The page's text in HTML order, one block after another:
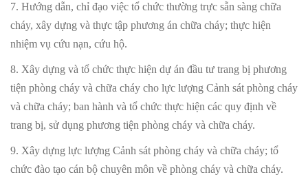
7. Hướng dẫn, chỉ đạo việc tổ chức thường trực sẵn sàng chữa
cháy, xây dựng và thực tập phương án chữa cháy; thực hiện
nhiệm vụ cứu nạn, cứu hộ.
8. Xây dựng và tổ chức thực hiện dự án đầu tư trang bị phương
tiện phòng cháy và chữa cháy cho lực lượng Cảnh sát phòng cháy
và chữa cháy; ban hành và tổ chức thực hiện các quy định về
trang bị, sử dụng phương tiện phòng cháy và chữa cháy.
9. Xây dựng lực lượng Cảnh sát phòng cháy và chữa cháy; tổ
chức đào tạo cán bộ chuyên môn về phòng cháy và chữa cháy.